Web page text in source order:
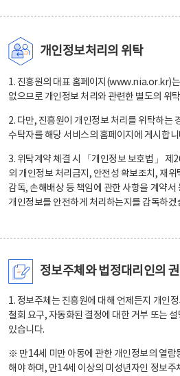
개인정보처리의 위탁
1. 진흥원의 대표 홈페이지(www.nia.or.kr)는
없으므로 개인정보 처리와 관련한 별도의 위
2. 다만, 진흥원이 개인정보 처리를 위탁하는
수탁자를 해당 서비스의 홈페이지에 게시합니
3. 위탁계약 체결 시 「개인정보 보호법」 제
외 개인정보 처리금지, 안전성 확보조치, 재위
감독, 손해배상 등 책임에 관한 사항을 계약
개인정보를 안전하게 처리하는지를 감독하겠
정보주체와 법정대리인의
1. 정보주체는 진흥원에 대해 언제든지 개인
철회 요구, 자동화된 결정에 대한 거부 또는
있습니다.
※ 만14세 미만 아동에 관한 개인정보의 열람
해야 하며, 만14세 이상의 미성년자인 정보주